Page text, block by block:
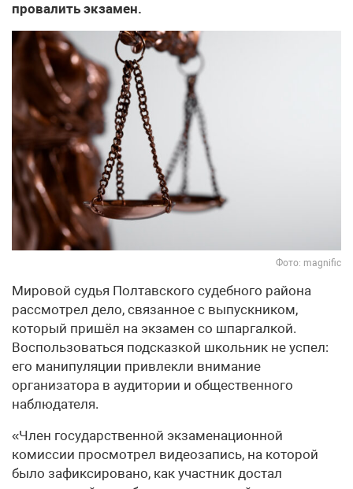
провалить экзамен.
Фото: magnific
Мировой судья Полтавского судебного района
рассмотрел дело, связанное с выпускником,
который пришёл на экзамен со шпаргалкой.
Воспользоваться подсказкой школьник не успел:
его манипуляции привлекли внимание
организатора в аудитории и общественного
наблюдателя.
«Член государственной экзаменационной
комиссии просмотрел видеозапись, на которой
было зафиксировано, как участник достал